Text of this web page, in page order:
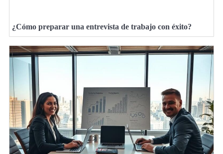
¿Cómo preparar una entrevista de trabajo con éxito?